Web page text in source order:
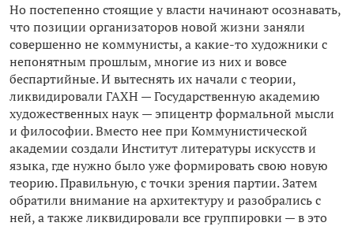
Но постепенно стоящие у власти начинают осознавать,
что позиции организаторов новой жизни заняли
совершенно не коммунисты, а какие-то художники с
непонятным прошлым, многие из них и вовсе
беспартийные. И вытеснять их начали с теории,
ликвидировали ГАХН — Государственную академию
художественных наук — эпицентр формальной мысли
и философии. Вместо нее при Коммунистической
академии создали Институт литературы искусств и
языка, где нужно было уже формировать свою новую
теорию. Правильную, с точки зрения партии. Затем
обратили внимание на архитектуру и разобрались с
ней, а также ликвидировали все группировки — в это